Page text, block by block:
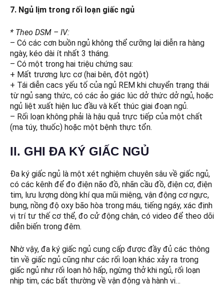
7. Ngủ lịm trong rối loạn giấc ngủ
* Theo DSM – IV:
– Có các cơn buồn ngủ không thể cưỡng lại diễn ra hàng
ngày, kéo dài ít nhất 3 tháng.
– Có một trong hai triệu chứng sau:
+ Mất trương lực cơ (hai bên, đột ngột)
+ Tái diễn cacs yếu tố của ngủ REM khi chuyển trạng thái
từ ngủ sang thức, có các ảo giác lúc dở thức dở ngủ, hoặc
ngủ liệt xuất hiện luc đầu và kết thúc giai đoạn ngủ.
– Rối loạn không phải là hậu quả trực tiếp của một chất
(ma túy, thuốc) hoặc một bệnh thực tổn.
II. GHI ĐA KÝ GIẤC NGỦ
Đa ký giấc ngủ là một xét nghiệm chuyên sâu về giấc ngủ,
có các kênh để đo điện não đồ, nhãn cầu đồ, điện cơ, điện
tim, lưu lượng dòng khí qua mũi miệng, vận động cơ ngực,
bụng, nồng độ oxy bão hòa trong máu, tiếng ngáy, xác định
vị trí tư thế cơ thể, đo cử động chân, có video để theo dõi
diễn biến trong đêm.
Nhờ vậy, đa ký giấc ngủ cung cấp được đầy đủ các thông
tin về giấc ngủ cũng như các rối loạn khác xảy ra trong
giấc ngủ như rối loạn hô hấp, ngừng thở khi ngủ, rối loạn
nhịp tim, các bất thường về vận động và hành vi…